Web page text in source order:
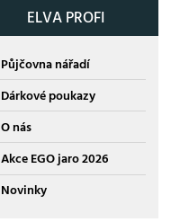
ELVA PROFI
Půjčovna nářadí
Dárkové poukazy
O nás
Akce EGO jaro 2026
Novinky